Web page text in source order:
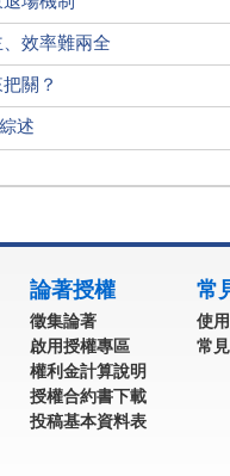
效率難兩全
關？
述
論著授權
徵集論著
啟用授權專區
權利金計算說明
授權合約書下載
投稿基本資料表
常
使
常